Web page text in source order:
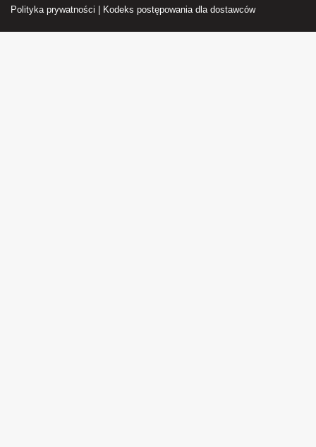
Polityka prywatności | Kodeks postępowania dla dostawców